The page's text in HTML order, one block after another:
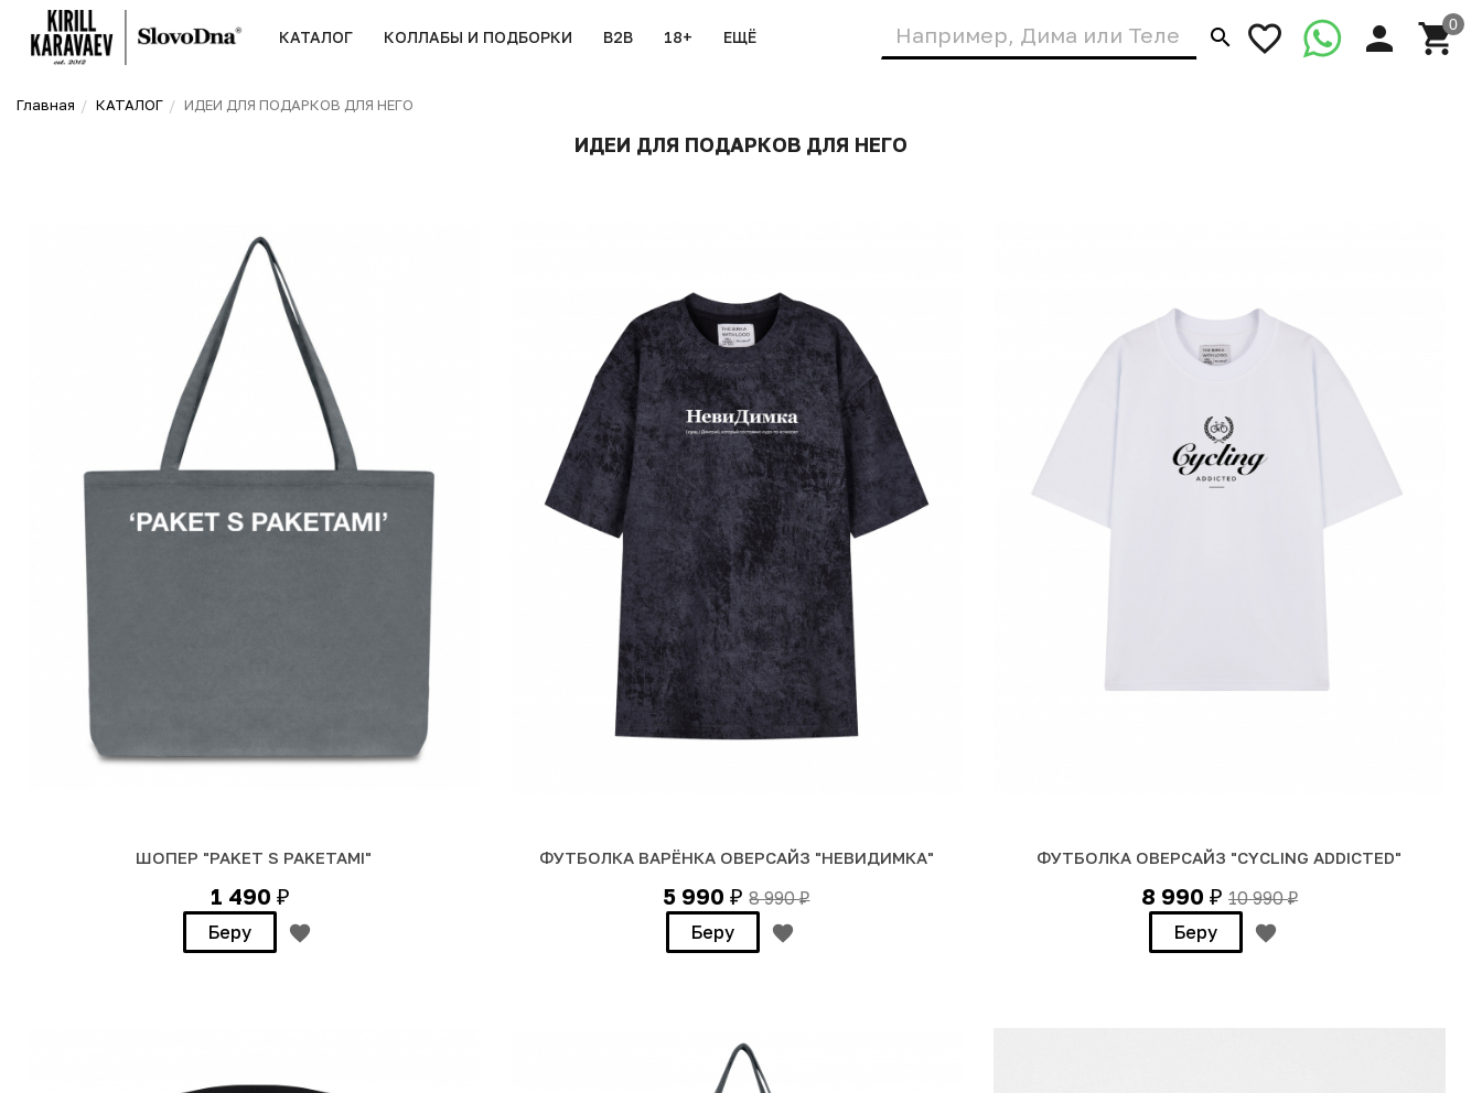
КАТАЛОГ КОЛЛАБЫ И ПОДБОРКИ B2B 18+ ЕЩЁ
Главная КАТАЛОГ ИДЕИ ДЛЯ ПОДАРКОВ ДЛЯ НЕГО
ИДЕИ ДЛЯ ПОДАРКОВ ДЛЯ НЕГО
ШОПЕР "PAKET S PAKETAMI"
1 490₽
Беру
ФУТБОЛКА ВАРЁНКА ОВЕРСАЙЗ "НЕВИДИМКА"
5 990₽ 8 990₽
Беру
ФУТБОЛКА ОВЕРСАЙЗ "CYCLING ADDICTED"
8 990 ₽ 10 990₽
Беру